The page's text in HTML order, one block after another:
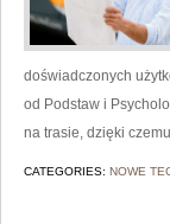
doświadczonych
od Podstaw i
na trasie, dzięki czemu
CATEGORIES: NOWE